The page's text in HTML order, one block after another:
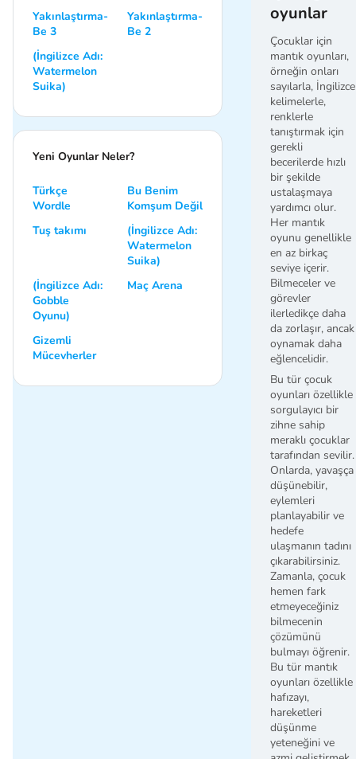
oyunlar
Çocuklar için
mantık oyunları,
örneğin onları
sayılarla, İngilizce
kelimelerle,
renklerle
tanıştırmak için
gerekli
becerilerde hızlı
bir şekilde
ustalaşmaya
yardımcı olur.
Her mantık
oyunu genellikle
en az birkaç
seviye içerir.
Bilmeceler ve
görevler
ilerledikçe daha
da zorlaşır, ancak
oynamak daha
eğlencelidir.
Bu tür çocuk
oyunları özellikle
sorgulayıcı bir
zihne sahip
meraklı çocuklar
tarafından sevilir.
Onlarda, yavaşça
düşünebilir,
eylemleri
planlayabilir ve
hedefe
ulaşmanın tadını
çıkarabilirsiniz.
Zamanla, çocuk
hemen fark
etmeyeceğiniz
bilmecenin
çözümünü
bulmayı öğrenir.
Bu tür mantık
oyunları özellikle
hafızayı,
hareketleri
düşünme
yeteneğini ve
Yakınlaştırma-
Be 3
Yakınlaştırma-
Be 2
(İngilizce Adı:
Watermelon
Suika)
Yeni Oyunlar Neler?
Türkçe
Wordle
Bu Benim
Komşum Değil
Tuş takımı
(İngilizce Adı:
Watermelon
Suika)
(İngilizce Adı:
Gobble
Oyunu)
Maç Arena
Gizemli
Mücevherler